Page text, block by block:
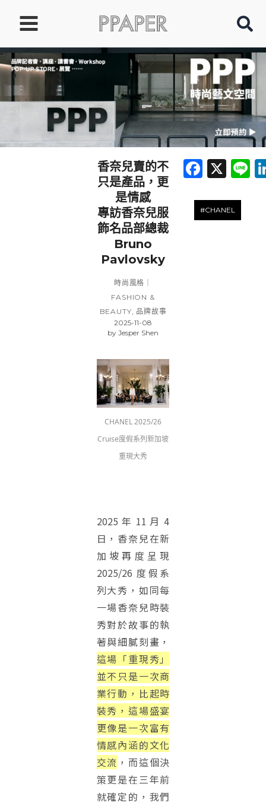
要
內
香奈兒賣的不
只是產品，更
是情感
專訪香奈兒服
飾名品部總裁
Bruno
Pavlovsky
時尚風格｜
FASHION &
BEAUTY, 品牌故事
2025-11-08
by Jesper Shen
CHANEL 2025/26
Cruise度假系列新加坡
重現大秀
2025 年 11 月 4
日，香奈兒在新
加坡再度呈現
2025/26 度假系
列大秀，如同每
一場香奈兒時裝
秀對於故事的執
著與細膩刻畫，
這場「重現秀」
並不只是一次商
業行動，比起時
裝秀，這場盛宴
更像是一次富有
情感內涵的文化
交流 ，而這個決
策更是在三年前
就確定的，我們
X
#CHANEL